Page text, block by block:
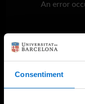
Consentiment
An error